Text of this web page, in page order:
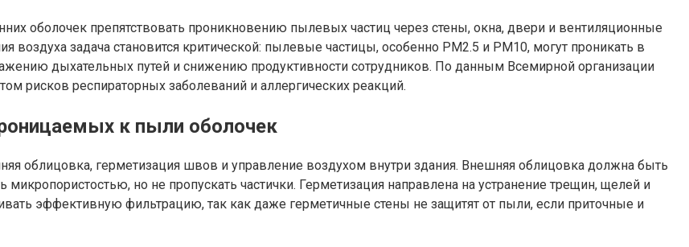
оболочек препятствовать проникновению пылевых частиц через стены, окна, двери и вентиляционные
задача становится критической: пылевые частицы, особенно PM2.5 и PM10, могут проникать в
дыхательных путей и снижению продуктивности сотрудников. По данным Всемирной организации
рисков респираторных заболеваний и аллергических реакций.
к пыли оболочек
облицовка, герметизация швов и управление воздухом внутри здания. Внешняя облицовка должна быть
но не пропускать частички. Герметизация направлена на устранение трещин, щелей и
эффективную фильтрацию, так как даже герметичные стены не защитят от пыли, если приточные и